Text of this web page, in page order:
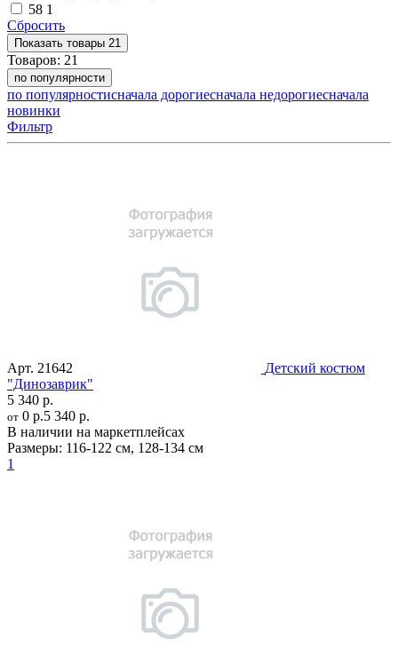
58 1
Сбросить
Показать товары 21
Товаров: 21
по популярности
по популярностисначала дорогиесначала недорогиесначала
новинки
Фильтр
Арт. 21642
Детский костюм
"Динозаврик"
5 340 р.
от 0 р.5 340 р.
В наличии на маркетплейсах
Размеры: 116-122 см, 128-134 см
1